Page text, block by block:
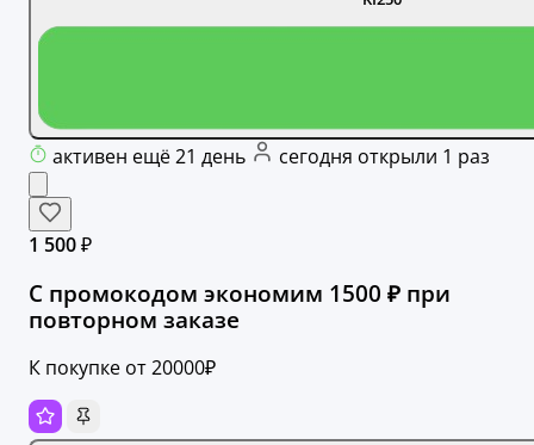
активен ещё 21 день сегодня открыли 1 раз
1 500 ₽
С промокодом экономим 1500 ₽ при
повторном заказе
К покупке от 20000₽